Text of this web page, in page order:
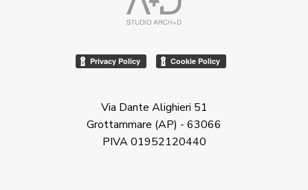
Via Dante Alighieri 51
Grottammare (AP) - 63066
PIVA 01952120440